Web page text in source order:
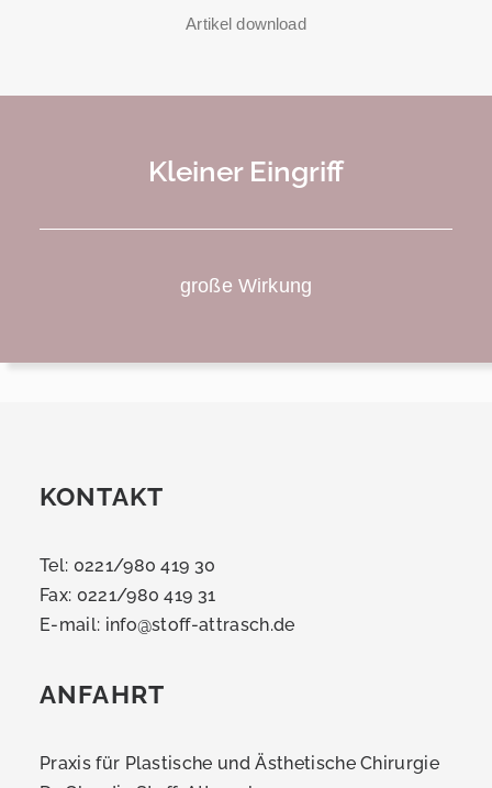
Artikel download
Kleiner Eingriff
große Wirkung
KONTAKT
Tel: 0221/980 419 30
Fax: 0221/980 419 31
E-mail: info@stoff-attrasch.de
ANFAHRT
Praxis für Plastische und Ästhetische Chirurgie